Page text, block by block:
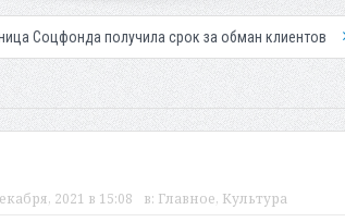
срок за обман клиентов Жителей
2021 в 15:08 в: Главное, Культура